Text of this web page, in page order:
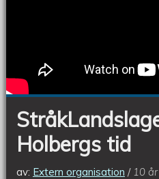
Holbergs tid
av: Extern organisation 10